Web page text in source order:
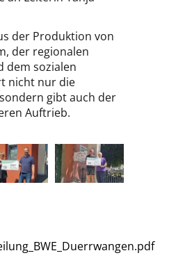
der Produktion von
der regionalen
dem sozialen
nicht nur die
gibt auch der
Auftrieb.